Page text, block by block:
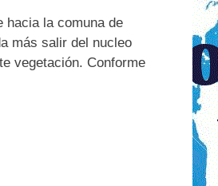
hacia la comuna de
más salir del nucleo
vegetación. Conforme